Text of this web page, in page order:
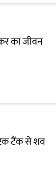
का जीवन
टैंक से शव